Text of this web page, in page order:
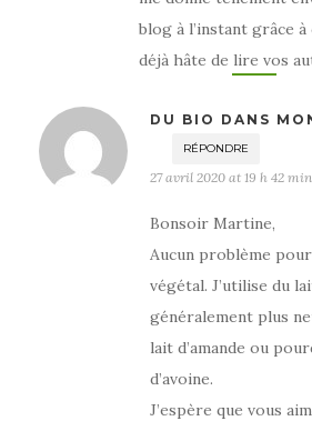
blog à l’instant grâce
déjà hâte de lire vos
DU BIO DANS
RÉPONDRE
27 avril 2020 at 19 h 42 min
Bonsoir Martine,
Aucun problème
végétal. J’utilise du
généralement plus
lait d’amande ou
d’avoine.
J’espère que vous